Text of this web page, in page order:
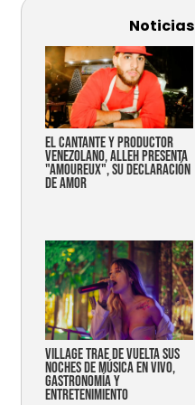
Noticias
EL CANTANTE Y PRODUCTOR
VENEZOLANO, ALLEH PRESENTA
"AMOUREUX", SU DECLARACIÓN
DE AMOR
Village trae de vuelta sus
noches de música en vivo,
gastronomía y
entretenimiento